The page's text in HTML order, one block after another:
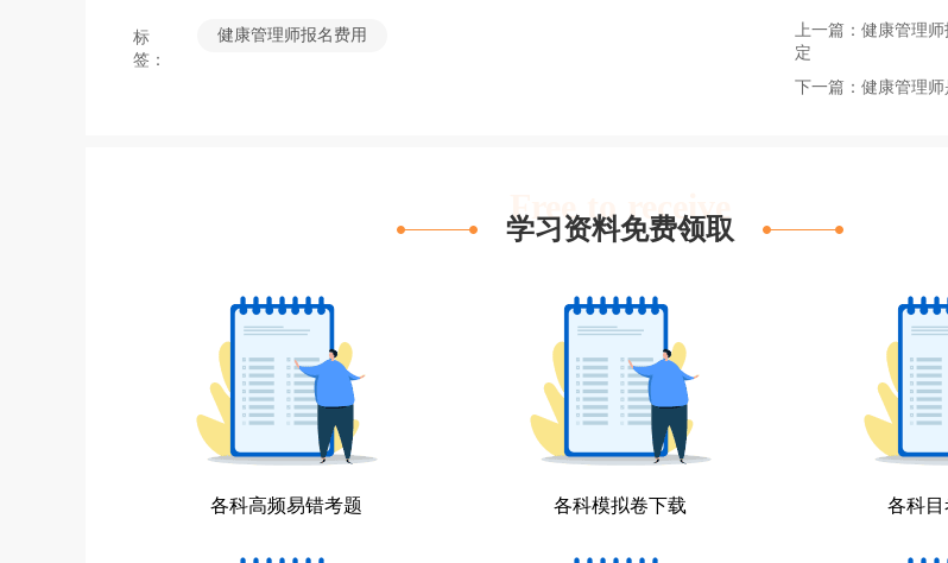
标
签：
健康管理师报名费用
上一篇：健康管理
定
下一篇：健康管理
学习资料免费领取
Free to receive
各科高频易错考题 各科模拟卷下载 各科